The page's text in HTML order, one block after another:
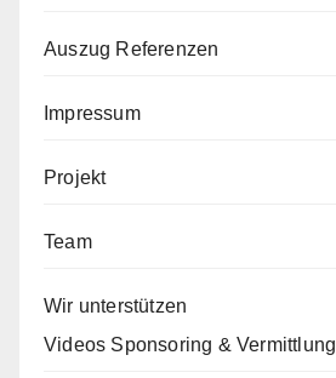
Auszug Referenzen
Impressum
Projekt
Team
Wir unterstützen
Videos Sponsoring & Vermittlung